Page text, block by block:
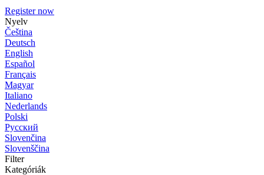
Register now
Nyelv
Čeština
Deutsch
English
Español
Français
Magyar
Italiano
Nederlands
Polski
Русский
Slovenčina
Slovenščina
Filter
Kategóriák